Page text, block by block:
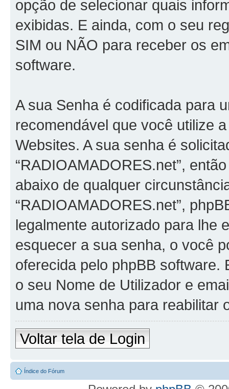
opção de selecionar quais
exibidas. E ainda, com o seu
SIM ou NÃO para receber os
software.
A sua Senha é codificada para
recomendável que você utilize
Websites. A sua senha é
“RADIOAMADORES.net”,
abaixo de qualquer
“RADIOAMADORES.net”,
legalmente autorizado para lhe
esquecer a sua senha, o você
oferecida pelo phpBB software.
o seu Nome de Utilizador e
uma nova senha para reabilitar
Voltar tela de Login
Índice do Fórum